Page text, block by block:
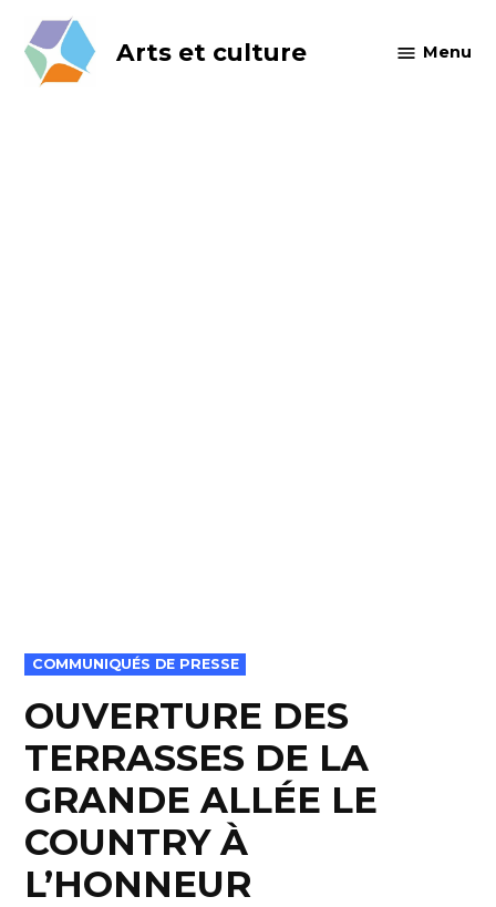
content
Arts et culture Menu
POSTED
IN
COMMUNIQUÉS DE PRESSE
OUVERTURE DES
TERRASSES DE LA
GRANDE ALLÉE LE
COUNTRY À
L’HONNEUR